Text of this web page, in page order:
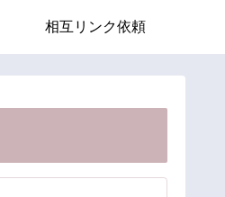
相互リンク依頼